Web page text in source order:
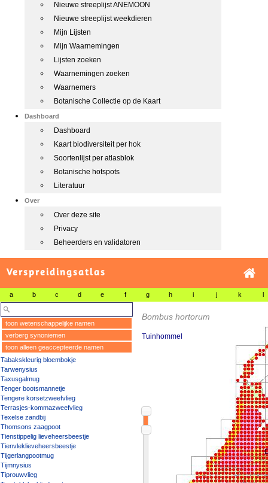
Nieuwe streeplijst ANEMOON
Nieuwe streeplijst weekdieren
Mijn Lijsten
Mijn Waarnemingen
Lijsten zoeken
Waarnemingen zoeken
Waarnemers
Botanische Collectie op de Kaart
Dashboard
Dashboard
Kaart biodiversiteit per hok
Soortenlijst per atlasblok
Botanische hotspots
Literatuur
Over
Over deze site
Privacy
Beheerders en validatoren
Verspreidingsatlas
a b c d e f g h i j k l
toon wetenschappelijke namen
verberg synoniemen
toon alleen geaccepteerde namen
Tabakskleurig bloembokje
Tarwenysius
Taxusgalmug
Tenger bootsmannetje
Tengere korsetzweefvlieg
Terrasjes-kommazweefvlieg
Texelse zandbij
Thomsons zaagpoot
Tienstippelig lieveheersbeestje
Tienvleklieveheersbeestje
Tijgerlangpootmug
Tijmnysius
Tiprouwvlieg
Bombus hortorum
Tuinhommel